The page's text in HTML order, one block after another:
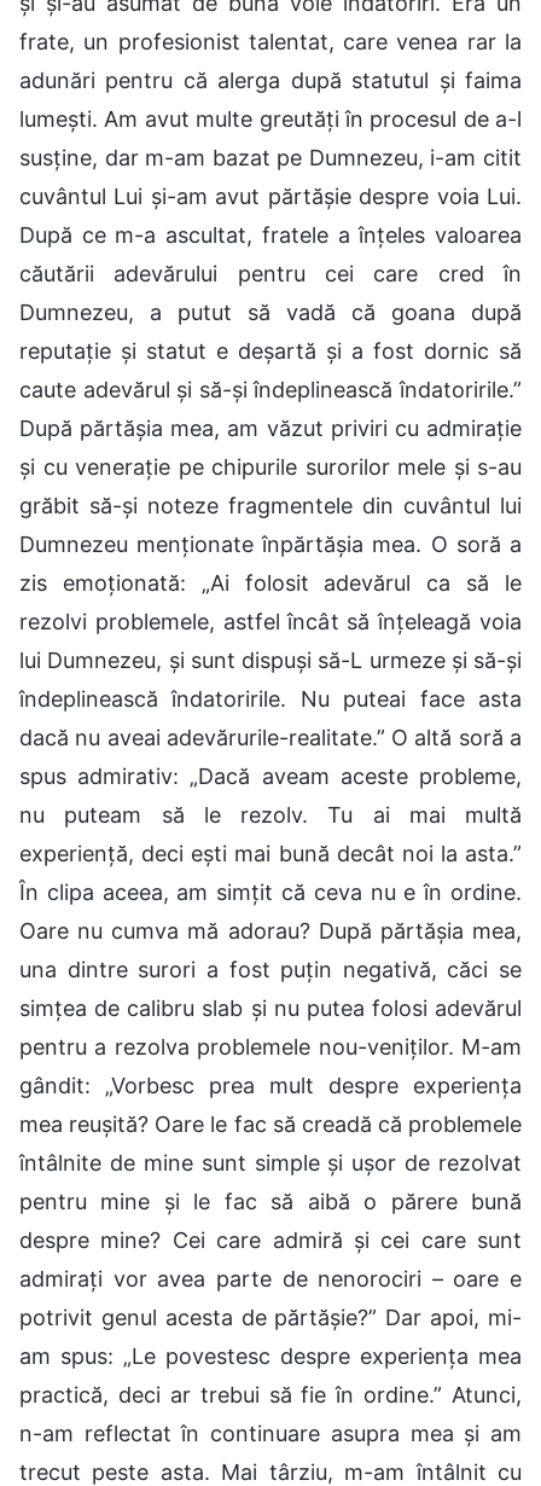
frate, un profesionist talentat, care venea rar la
adunări pentru că alerga după statutul și faima
lumești. Am avut multe greutăți în procesul de a-l
susține, dar m-am bazat pe Dumnezeu, i-am citit
cuvântul Lui și-am avut părtășie despre voia Lui.
După ce m-a ascultat, fratele a înțeles valoarea
căutării adevărului pentru cei care cred în
Dumnezeu, a putut să vadă că goana după
reputație și statut e deșartă și a fost dornic să
caute adevărul și să-și îndeplinească îndatoririle.”
După părtășia mea, am văzut priviri cu admirație
și cu venerație pe chipurile surorilor mele și s-au
grăbit să-și noteze fragmentele din cuvântul lui
Dumnezeu menționate înpărtășia mea. O soră a
zis emoționată: „Ai folosit adevărul ca să le
rezolvi problemele, astfel încât să înțeleagă voia
lui Dumnezeu, și sunt dispuși să-L urmeze și să-și
îndeplinească îndatoririle. Nu puteai face asta
dacă nu aveai adevărurile-realitate.” O altă soră a
spus admirativ: „Dacă aveam aceste probleme,
nu puteam să le rezolv. Tu ai mai multă
experiență, deci ești mai bună decât noi la asta.”
În clipa aceea, am simțit că ceva nu e în ordine.
Oare nu cumva mă adorau? După părtășia mea,
una dintre surori a fost puțin negativă, căci se
simțea de calibru slab și nu putea folosi adevărul
pentru a rezolva problemele nou-veniților. M-am
gândit: „Vorbesc prea mult despre experiența
mea reușită? Oare le fac să creadă că problemele
întâlnite de mine sunt simple și ușor de rezolvat
pentru mine și le fac să aibă o părere bună
despre mine? Cei care admiră și cei care sunt
admirați vor avea parte de nenorociri – oare e
potrivit genul acesta de părtășie?” Dar apoi, mi-
am spus: „Le povestesc despre experiența mea
practică, deci ar trebui să fie în ordine.” Atunci,
n-am reflectat în continuare asupra mea și am
trecut peste asta. Mai târziu, m-am întâlnit cu